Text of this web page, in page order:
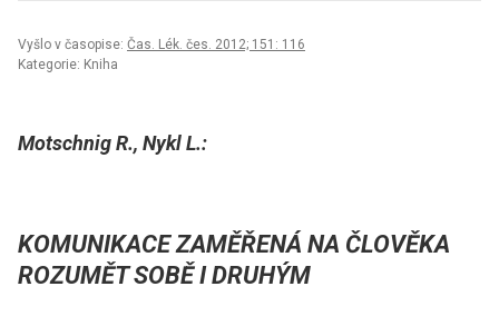
Vyšlo v časopise: Čas. Lék. čes. 2012; 151: 116
Kategorie: Kniha
Motschnig R., Nykl L.:
KOMUNIKACE ZAMĚŘENÁ NA ČLOVĚKA
ROZUMĚT SOBĚ I DRUHÝM